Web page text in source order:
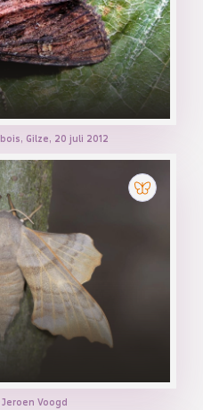
Gilze, 20 juli 2012
Voogd